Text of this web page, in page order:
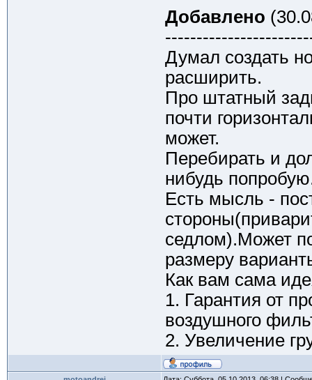
Добавлено
Думал создать
расширить.
Про штатный
почти
может.
Перебирать и
нибудь
Есть мысль -
седлом).Может
размеру
Как вам сама
1. Гарантия от
воздушного
2. Увеличение